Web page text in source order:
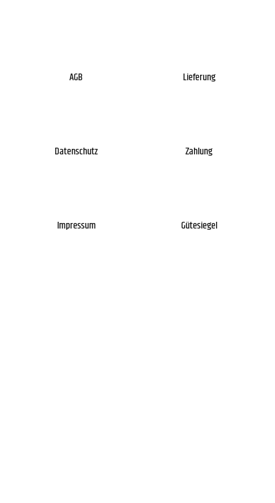
AGB
Datenschutz
Impressum
Lieferung
Zahlung
Gütesiegel